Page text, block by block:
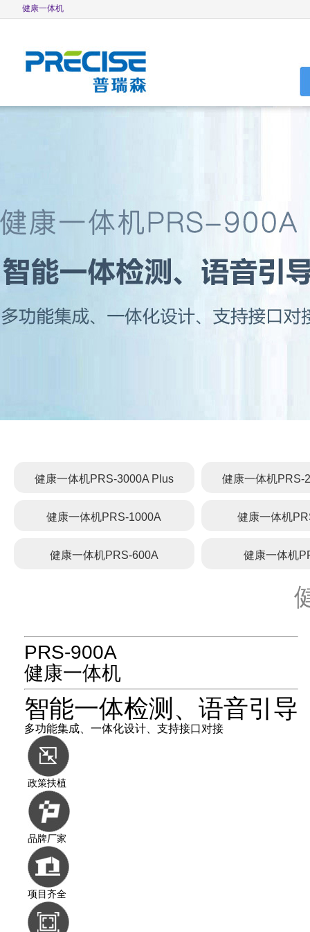
健康一体机
健康一体机PRS-3000A Plus 健康一体机PRS-
健康一体机PRS-1000A 健康一体机
健康一体机PRS-600A 健康一体机
PRS-900A
健康一体机
智能一体检测、语音引导
多功能集成、一体化设计、支持接口对接
政策扶植
品牌厂家
项目齐全